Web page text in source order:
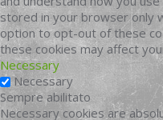
stored in your browser only
option to opt-out of these
these cookies may affect
Necessary
Necessary
Sempre abilitato
Necessary cookies are